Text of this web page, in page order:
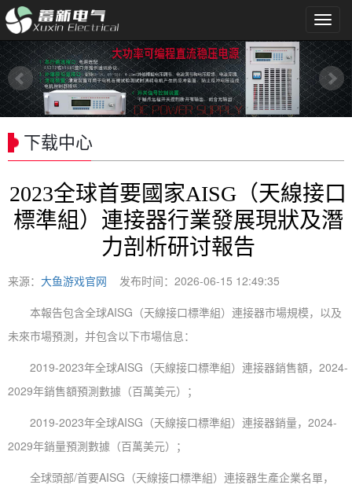
导
航
菜
单
下载中心
2023全球首要國家AISG（天線接口
標準組）連接器行業發展現狀及潛
力剖析研讨報告
来源： 大鱼游戏官网 发布时间：2026-06-15 12:49:35
本報告包含全球AISG（天線接口標準組）連接器市場規模，以及
未來市場預測，并包含以下市場信息：
2019-2023年全球AISG（天線接口標準組）連接器銷售額，2024-
2029年銷售額預測數據（百萬美元）；
2019-2023年全球AISG（天線接口標準組）連接器銷量，2024-
2029年銷量預測數據（百萬美元）；
全球頭部/首要AISG（天線接口標準組）連接器生產企業名單，